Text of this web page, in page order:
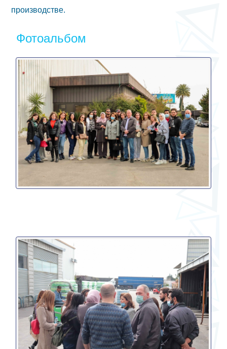
производстве.
Фотоальбом